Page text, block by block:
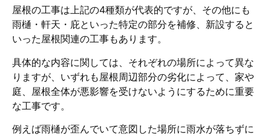
屋根の工事は上記の4種類が代表的ですが、その他にも
雨樋・軒天・庇といった特定の部分を補修、新設すると
いった屋根関連の工事もあります。
具体的な内容に関しては、それぞれの場所によって異な
りますが、いずれも屋根周辺部分の劣化によって、家や
庭、屋根全体が悪影響を受けないようにするために重要
な工事です。
例えば雨樋が歪んでいて意図した場所に雨水が落ちずに